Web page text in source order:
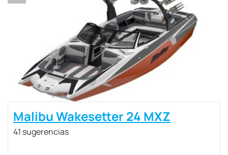
Malibu Wakesetter 24 MXZ
41 sugerencias